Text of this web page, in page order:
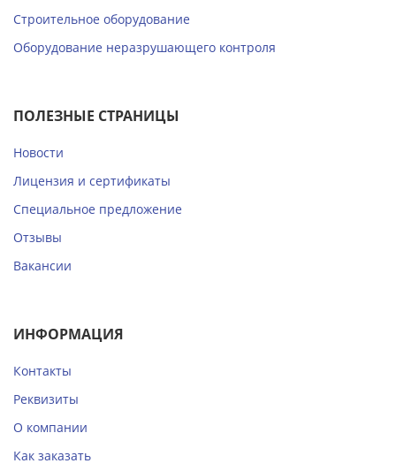
Строительное оборудование
Оборудование неразрушающего контроля
ПОЛЕЗНЫЕ СТРАНИЦЫ
Новости
Лицензия и сертификаты
Специальное предложение
Отзывы
Вакансии
ИНФОРМАЦИЯ
Контакты
Реквизиты
О компании
Как заказать